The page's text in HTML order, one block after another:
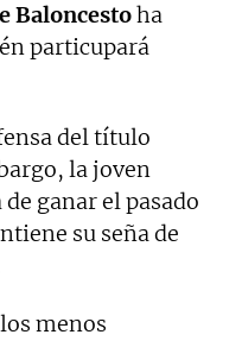
Baloncestoha
particupará
del título
la joven
ganar el pasado
su seña de
menos